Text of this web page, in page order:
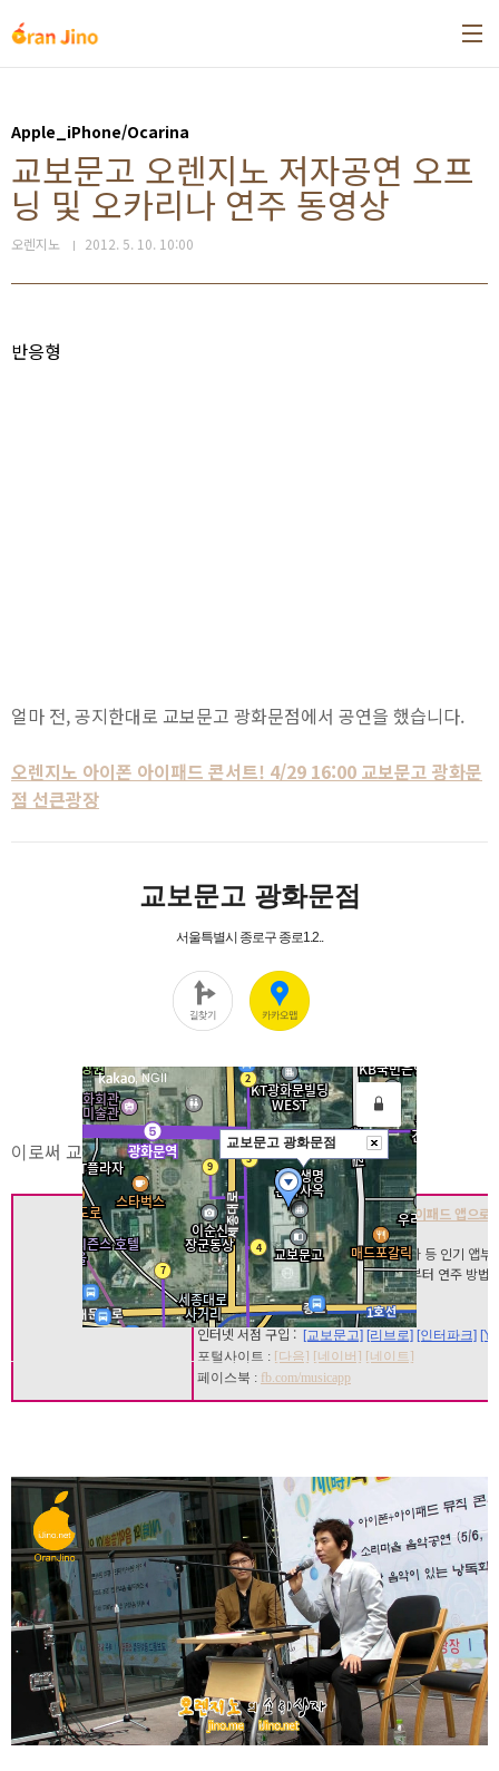
Apple_iPhone/Ocarina
교보문고 오렌지노 저자공연 오프
닝 및 오카리나 연주 동영상
오렌지노 2012. 5. 10. 10:00
반응형
얼마 전, 공지한대로 교보문고 광화문점에서 공연을 했습니다.
오렌지노 아이폰 아이패드 콘서트! 4/29 16:00 교보문고 광화문
점 선큰광장
이로써 교보문고에서 세 번째의 저자공연을 했네요.
이진호(오렌지노) 저서, '나는 아이폰 아이패드 앱으
개러지밴드 비트메이커2, 썸잼, 오카리나 등 인기 앱
아이패드로 연주할 수 있도록 음악 이론부터 연주 방
태국에 수출하게 되었습니다.
인터넷 서점 구입 :[교보문고] [리브로] [인터파크]
포털사이트 : [다음] [네이버] [네이트]
페이스북 : fb.com/musicapp